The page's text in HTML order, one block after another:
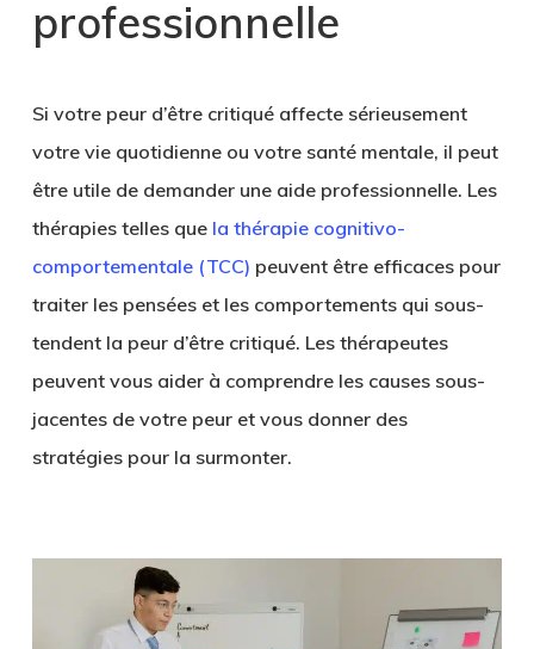
professionnelle
Si votre peur d’être critiqué affecte sérieusement
votre vie quotidienne ou votre santé mentale, il peut
être utile de demander une aide professionnelle. Les
thérapies telles que la thérapie cognitivo-
comportementale (TCC) peuvent être efficaces pour
traiter les pensées et les comportements qui sous-
tendent la peur d’être critiqué. Les thérapeutes
peuvent vous aider à comprendre les causes sous-
jacentes de votre peur et vous donner des
stratégies pour la surmonter.